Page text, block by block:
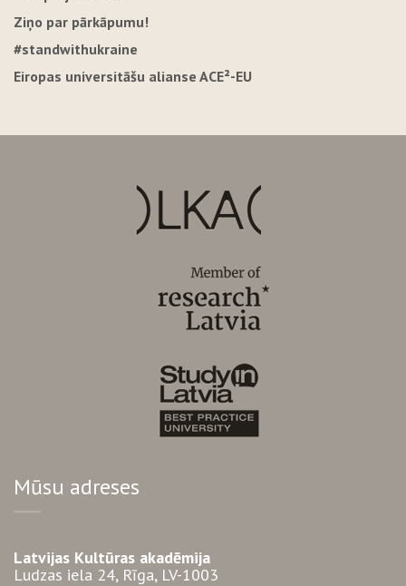
Ziņo par pārkāpumu!
#standwithukraine
Eiropas universitāšu alianse ACE²-EU
Mūsu adreses
Latvijas Kultūras akadēmija
Ludzas iela 24, Rīga, LV-1003